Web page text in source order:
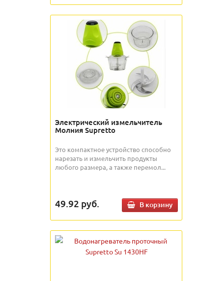
Электрический измельчитель
Молния Supretto
Это компактное устройство способно
нарезать и измельчить продукты
любого размера, а также перемол...
49.92 руб. В корзину